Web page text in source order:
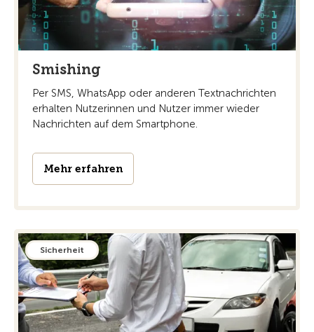
Smishing
Per SMS, WhatsApp oder anderen Textnachrichten
erhalten Nutzerinnen und Nutzer immer wieder
Nachrichten auf dem Smartphone.
Mehr erfahren
Sicherheit